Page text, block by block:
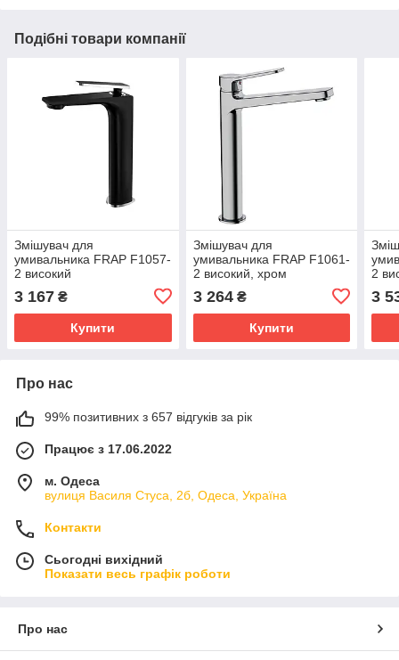
Подібні товари компанії
Змішувач для
умивальника FRAP F1057-
2 високий
3 167 ₴
Купити
Змішувач для
умивальника FRAP F1061-
2 високий, хром
3 264₴
Купити
2
3
Про нас
99% позитивних з 657 відгуків за рік
Працює з 17.06.2022
м. Одеса
вулиця Василя Стуса, 2б, Одеса, Україна
Контакти
Сьогодні вихідний
Показати весь графік роботи
Про нас